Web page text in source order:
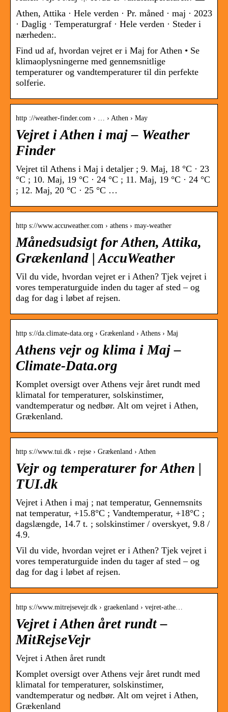
Athen, Attika · Hele verden · Pr. måned · maj · 2023
· Daglig · Temperaturgraf · Hele verden · Steder i
nærheden:.
Find ud af, hvordan vejret er i Maj for Athen • Se
klimaoplysningerne med gennemsnitlige
temperaturer og vandtemperaturer til din perfekte
solferie.
http ://weather-finder.com › … › Athen › May
Vejret i Athen i maj – Weather
Finder
Vejret til Athens i Maj i detaljer ; 9. Maj, 18 °C · 23
°C ; 10. Maj, 19 °C · 24 °C ; 11. Maj, 19 °C · 24 °C
; 12. Maj, 20 °C · 25 °C …
http s://www.accuweather.com › athens › may-weather
Månedsudsigt for Athen, Attika,
Grækenland | AccuWeather
Vil du vide, hvordan vejret er i Athen? Tjek vejret i
vores temperaturguide inden du tager af sted – og
dag for dag i løbet af rejsen.
http s://da.climate-data.org › Grækenland › Athens › Maj
Athens vejr og klima i Maj –
Climate-Data.org
Komplet oversigt over Athens vejr året rundt med
klimatal for temperaturer, solskinstimer,
vandtemperatur og nedbør. Alt om vejret i Athen,
Grækenland.
http s://www.tui.dk › rejse › Grækenland › Athen
Vejr og temperaturer for Athen |
TUI.dk
Vejret i Athen i maj ; nat temperatur, Gennemsnits
nat temperatur, +15.8°C ; Vandtemperatur, +18°C ;
dagslængde, 14.7 t. ; solskinstimer / overskyet, 9.8 /
4.9.
Vil du vide, hvordan vejret er i Athen? Tjek vejret i
vores temperaturguide inden du tager af sted – og
dag for dag i løbet af rejsen.
http s://www.mitrejsevejr.dk › graekenland › vejret-athe…
Vejret i Athen året rundt –
MitRejseVejr
Vejret i Athen året rundt
Komplet oversigt over Athens vejr året rundt med
klimatal for temperaturer, solskinstimer,
vandtemperatur og nedbør. Alt om vejret i Athen,
Grækenland